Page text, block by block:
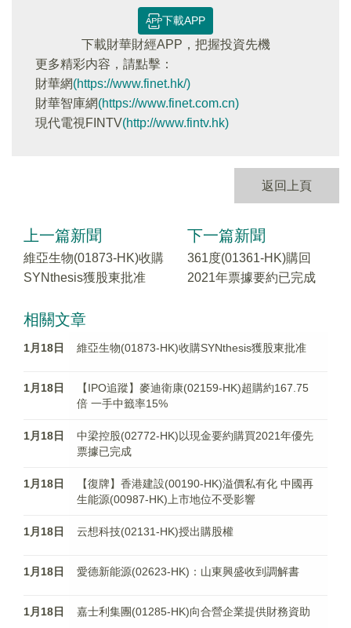
下載APP
下載財華財經APP，把握投資先機
更多精彩内容，請點擊：
財華網(https://www.finet.hk/)
財華智庫網(https://www.finet.com.cn)
現代電視FINTV(http://www.fintv.hk)
返回上頁
上一篇新聞
維亞生物(01873-HK)收購
SYNthesis獲股東批准
下一篇新聞
361度(01361-HK)購回
2021年票據要約已完成
相關文章
1月18日 維亞生物(01873-HK)收購SYNthesis獲股東批准
1月18日
【IPO追蹤】麥迪衛康(02159-HK)超購約167.75
倍 一手中籤率15%
1月18日
中梁控股(02772-HK)以現金要約購買2021年優先
票據已完成
1月18日
【復牌】香港建設(00190-HK)溢價私有化 中國再
生能源(00987-HK)上市地位不受影響
1月18日 云想科技(02131-HK)授出購股權
1月18日 愛德新能源(02623-HK)：山東興盛收到調解書
1月18日 嘉士利集團(01285-HK)向合營企業提供財務資助